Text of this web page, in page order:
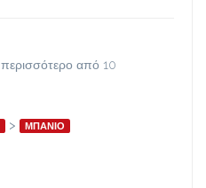
περισσότερο από 10
> ΜΠΑΝΙΟ